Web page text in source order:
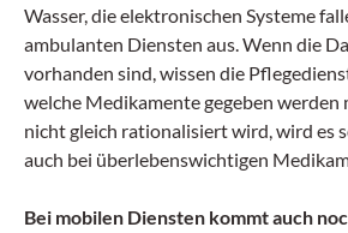
Wasser, die elektronischen Systeme
ambulanten Diensten aus. Wenn die
vorhanden sind, wissen die
welche Medikamente gegeben werden
nicht gleich rationalisiert wird, wird es
auch bei überlebenswichtigen
Bei mobilen Diensten kommt auch